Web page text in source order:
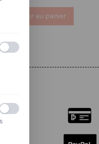
Ajouter au panier